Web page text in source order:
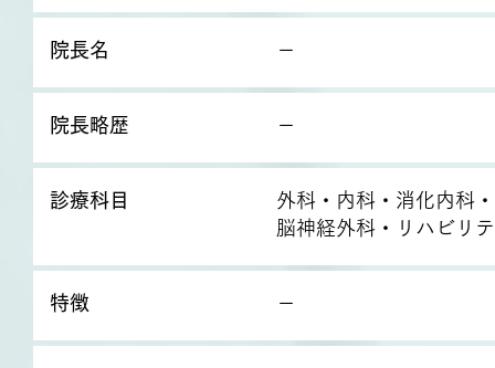
院長名 －
院長略歴 －
診療科目
外科・内科・消化内科
脳神経外科・リハビリ
特徴 －